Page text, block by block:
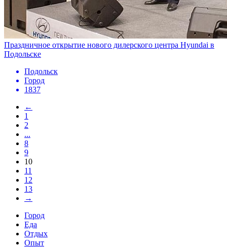
Праздничное открытие нового дилерского центра Hyundai в
Подольске
Подольск
Город
1837
←
1
2
...
8
9
10
11
12
13
→
Город
Еда
Отдых
Опыт